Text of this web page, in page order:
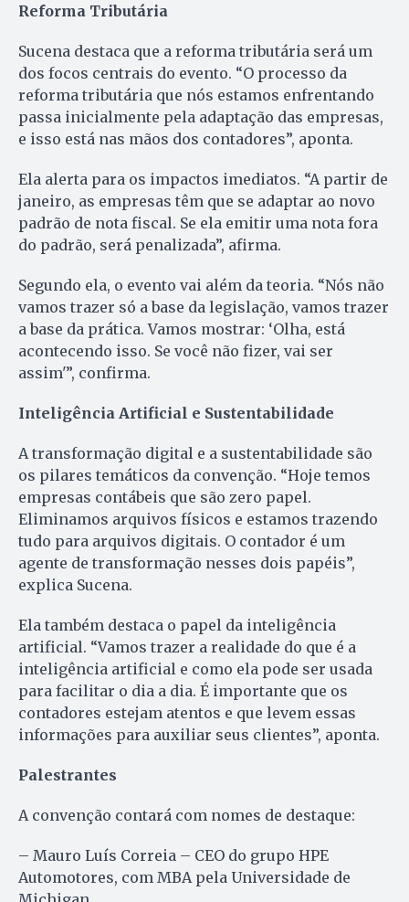
Reforma Tributária
Sucena destaca que a reforma tributária será um
dos focos centrais do evento. “O processo da
reforma tributária que nós estamos enfrentando
passa inicialmente pela adaptação das empresas,
e isso está nas mãos dos contadores”, aponta.
Ela alerta para os impactos imediatos. “A partir de
janeiro, as empresas têm que se adaptar ao novo
padrão de nota fiscal. Se ela emitir uma nota fora
do padrão, será penalizada”, afirma.
Segundo ela, o evento vai além da teoria. “Nós não
vamos trazer só a base da legislação, vamos trazer
a base da prática. Vamos mostrar: ‘Olha, está
acontecendo isso. Se você não fizer, vai ser
assim'”, confirma.
Inteligência Artificial e Sustentabilidade
A transformação digital e a sustentabilidade são
os pilares temáticos da convenção. “Hoje temos
empresas contábeis que são zero papel.
Eliminamos arquivos físicos e estamos trazendo
tudo para arquivos digitais. O contador é um
agente de transformação nesses dois papéis”,
explica Sucena.
Ela também destaca o papel da inteligência
artificial. “Vamos trazer a realidade do que é a
inteligência artificial e como ela pode ser usada
para facilitar o dia a dia. É importante que os
contadores estejam atentos e que levem essas
informações para auxiliar seus clientes”, aponta.
Palestrantes
A convenção contará com nomes de destaque:
– Mauro Luís Correia – CEO do grupo HPE
Automotores, com MBA pela Universidade de